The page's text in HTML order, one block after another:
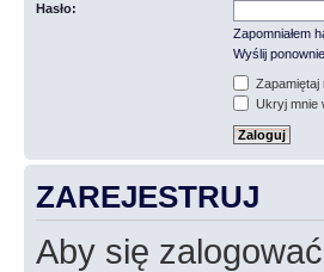
Hasło:
Zapomniałem
Wyślij
Zapamiętaj
Ukryj mnie
ZAREJESTRUJ
Aby się